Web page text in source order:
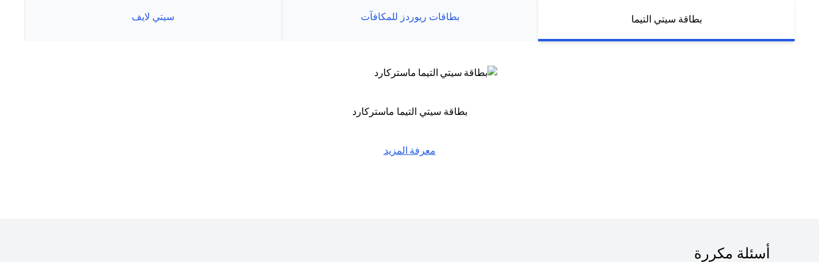
بطاقة سيتي التيما بطاقات ريوردز للمكافآت سيتي لايف
بطاقة سيتي التيما ماستركارد
معرفة المزيد
أسئلة مكررة